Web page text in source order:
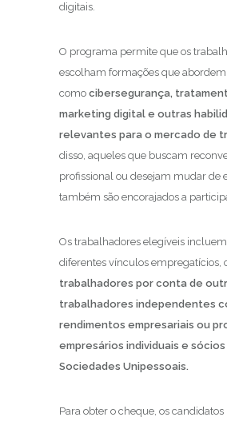
digitais.
O programa permite que os
escolham formações que abordem
como cibersegurança,
marketing digital e outras
relevantes para o mercado de
disso, aqueles que buscam
profissional ou desejam mudar de
também são encorajados a
Os trabalhadores elegíveis
diferentes vínculos empregatícios,
trabalhadores por conta de
trabalhadores independentes
rendimentos empresariais ou
empresários individuais e sócios
Sociedades Unipessoais.
Para obter o cheque, os